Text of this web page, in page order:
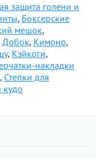
защита голени и
, Боксерские
мешок,
Добок, Кимоно,
, Кэйкоги,
накладки
, Степки для